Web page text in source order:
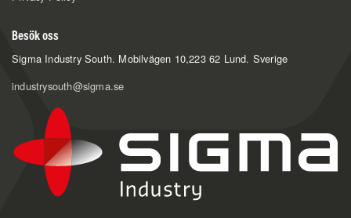
Besök oss
Sigma Industry South. Mobilvägen 10,223 62 Lund. Sverige
industrysouth@sigma.se